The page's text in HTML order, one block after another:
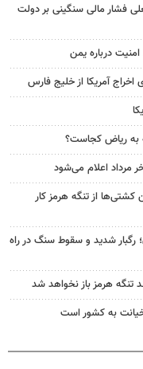
فشار مالی سنگینی بر دولت
درباره یمن
اخراج آمریکا از خلیج فارس
به ریاض کجاست؟
از تنگه هرمز کار
هواشناسی برای ۴ استان؛ رگبار شدید و سقوط سنگ در راه
تنگه هرمز باز نخواهد شد
به کشور است